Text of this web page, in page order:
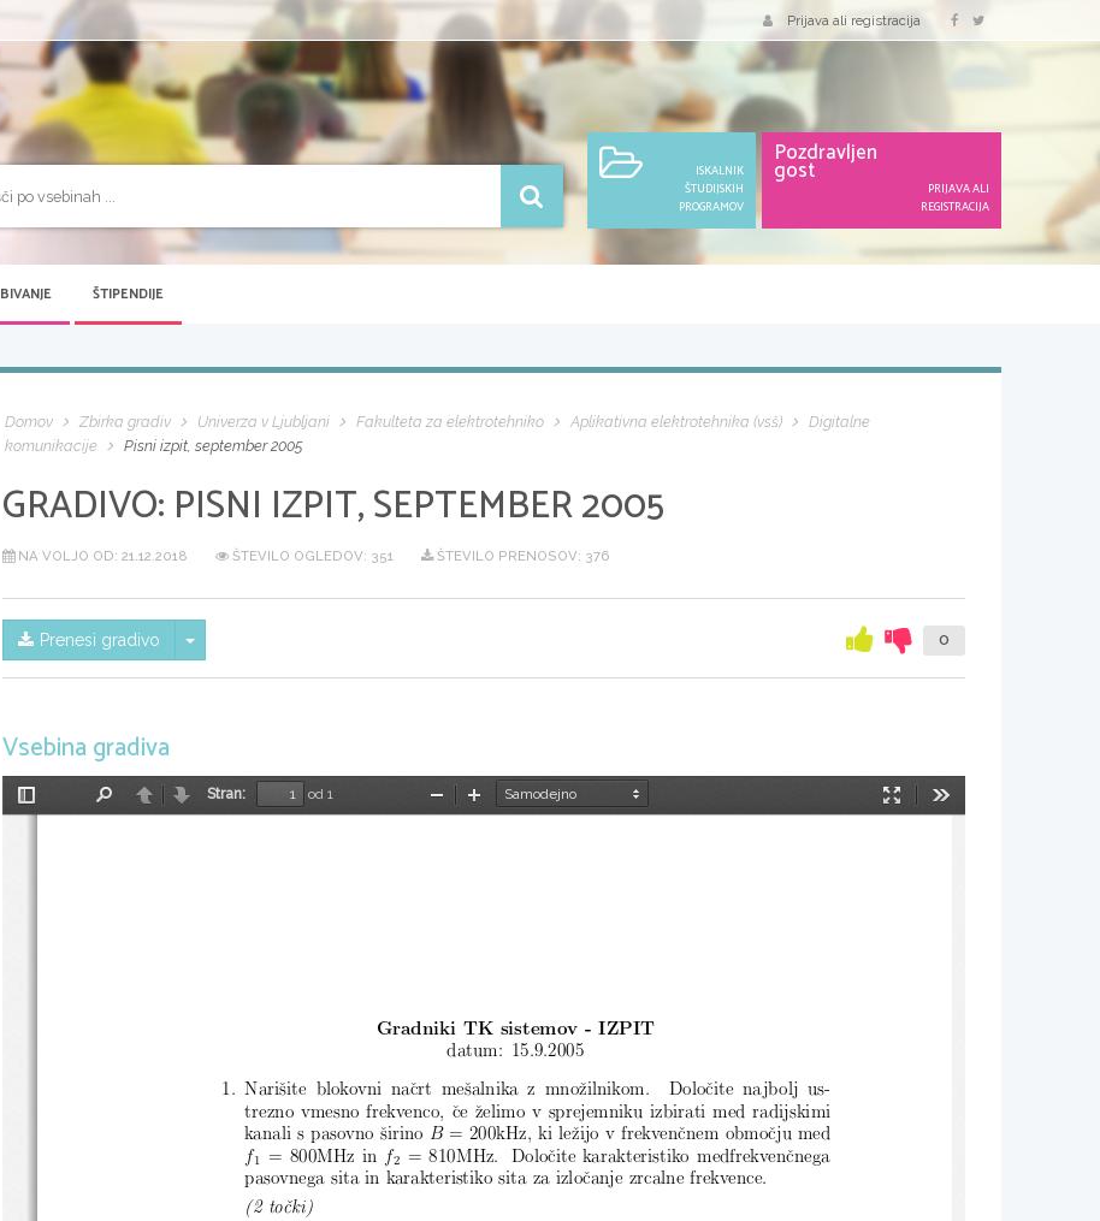
Prijava ali registracija
ISKALNIK
ŠTUDIJSKIH
PROGRAMOV
Pozdravljen
gost
PRIJAVA ALI
REGISTRACIJA
BIVANJE ŠTIPENDIJE
Domov Zbirka gradiv Univerza v Ljubljani Fakulteta za elektrotehniko Aplikativna elektrotehnika (vsš)
Digitalne
komunikacije
Pisni izpit, september 2005
GRADIVO: PISNI IZPIT, SEPTEMBER 2005
NA VOLJO OD: 21.12.2018 ŠTEVILO OGLEDOV: 351 ŠTEVILO PRENOSOV: 376
Prenesi gradivo Skrij/prikaži meni 0
Vsebina gradiva
Preklopi
NazajNaprej
Stran:
od 1
Način
PomanjšajPovečaj
Gradniki TK sistemov - IZPIT
datum: 15.9.2005
1. Nariˇsite blokovni naˇcrt meˇsalnika z mnoˇzilnikom.  Doloˇcite najbolj us-
trezno vmesno frekvenco, ˇce ˇzelimo v sprejemniku izbirati med radijskimi
kanali s pasovno ˇsirino B = 200kHz, ki leˇzijo v frekvenˇcnem obmoˇcju med
f 1 = 800MHz in f 2 = 810MHz. Doloˇcite karakteristiko medfrekvenˇcnega
pasovnega sita in karakteristiko sita za izloˇcanje zrcalne frekvence.
(2 toˇcki)